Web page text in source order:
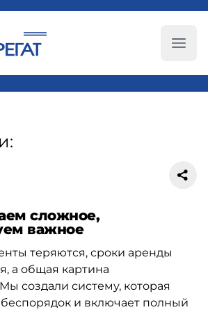
сложное,
важное
теряются, сроки аренды
а общая картина
создали систему, которая
беспорядок и включает полный